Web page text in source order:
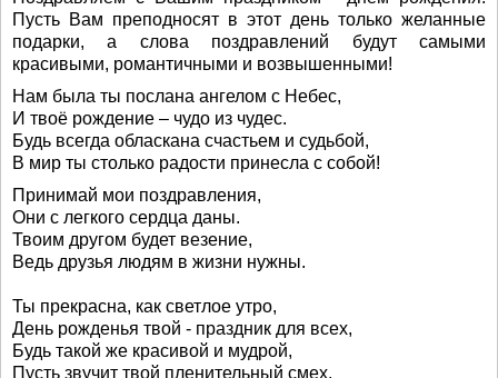
Пусть Вам преподносят в этот день только желанные
подарки, а слова поздравлений будут самыми
красивыми, романтичными и возвышенными!
Нам была ты послана ангелом с Небес,
И твоё рождение – чудо из чудес.
Будь всегда обласкана счастьем и судьбой,
В мир ты столько радости принесла с собой!
Принимай мои поздравления,
Они с легкого сердца даны.
Твоим другом будет везение,
Ведь друзья людям в жизни нужны.
Ты прекрасна, как светлое утро,
День рожденья твой - праздник для всех,
Будь такой же красивой и мудрой,
Пусть звучит твой пленительный смех.